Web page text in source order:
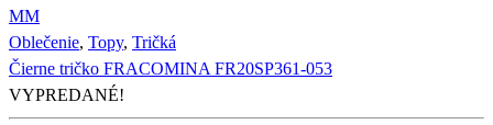
MM
Oblečenie, Topy, Tričká
Čierne tričko FRACOMINA FR20SP361-053
VYPREDANÉ!